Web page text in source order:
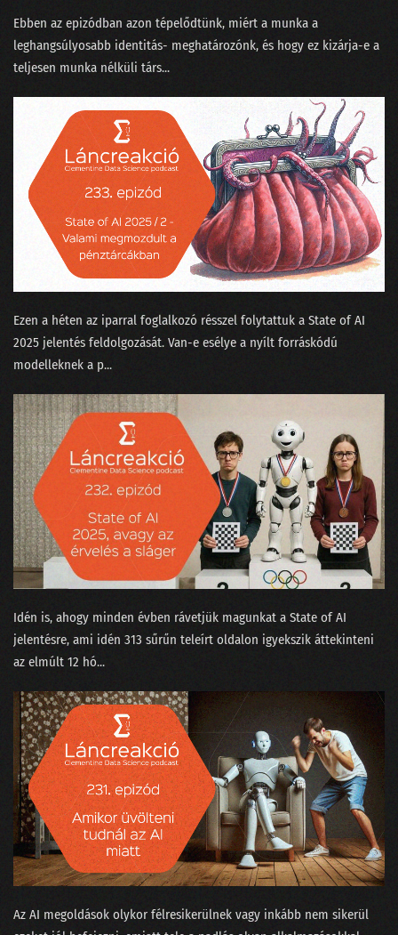
Ebben az epizódban azon tépelődtünk, miért a munka a
leghangsúlyosabb identitás- meghatározónk, és hogy ez kizárja-e a
teljesen munka nélküli társ...
Ezen a héten az iparral foglalkozó résszel folytattuk a ⁠State of AI
2025⁠ jelentés feldolgozását. Van-e esélye a nyílt forráskódú
modelleknek a p...
Idén is, ahogy minden évben rávetjük magunkat a ⁠State of AI⁠
jelentésre, ami idén 313 sűrűn teleírt oldalon igyekszik áttekinteni
az elmúlt 12 hó...
Az AI megoldások olykor félresikerülnek vagy inkább nem sikerül